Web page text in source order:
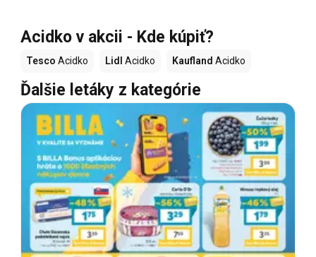
Acidko v akcii - Kde kúpiť?
Tesco Acidko Lidl Acidko Kaufland Acidko
Ďalšie letáky z kategórie